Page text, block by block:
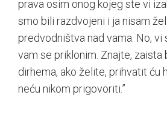
prava osim onog kojeg ste vi
smo bili razdvojeni i ja nisam
predvodništva nad vama. No, vi
vam se priklonim. Znajte, zaista
dirhema, ako želite, prihvatit ću
neću nikom prigovoriti.”